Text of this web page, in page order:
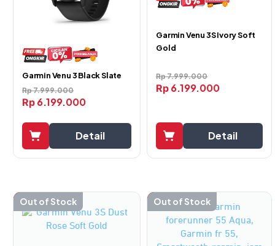
Garmin Venu 3 Black Slate
Rp7.999.000
Rp 6.199.000
Detail
Garmin Venu 3S Ivory Soft
Gold
Rp7.999.000
Rp 6.199.000
Detail
-23%
Out of Stock -47%
Out of Stock